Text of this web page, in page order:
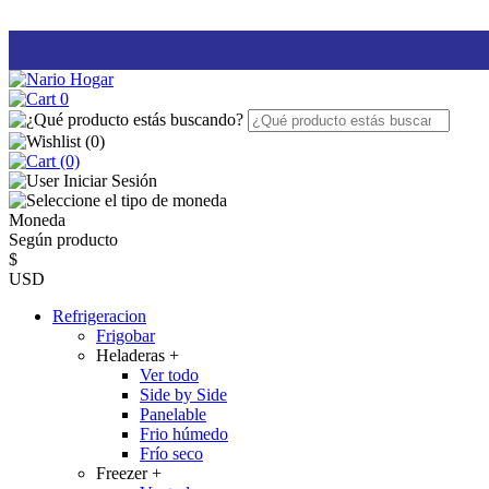
0
(0)
(0)
Iniciar Sesión
Moneda
Según producto
$
USD
Refrigeracion
Frigobar
Heladeras +
Ver todo
Side by Side
Panelable
Frio húmedo
Frío seco
Freezer+